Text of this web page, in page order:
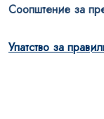
Соопштение за
Упатство за